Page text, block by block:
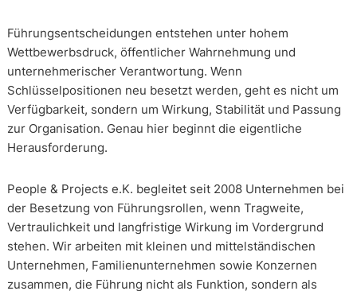
Führungsentscheidungen entstehen unter hohem
Wettbewerbsdruck, öffentlicher Wahrnehmung und
unternehmerischer Verantwortung. Wenn
Schlüsselpositionen neu besetzt werden, geht es nicht um
Verfügbarkeit, sondern um Wirkung, Stabilität und Passung
zur Organisation. Genau hier beginnt die eigentliche
Herausforderung.
People & Projects e.K. begleitet seit 2008 Unternehmen bei
der Besetzung von Führungsrollen, wenn Tragweite,
Vertraulichkeit und langfristige Wirkung im Vordergrund
stehen. Wir arbeiten mit kleinen und mittelständischen
Unternehmen, Familienunternehmen sowie Konzernen
zusammen, die Führung nicht als Funktion, sondern als